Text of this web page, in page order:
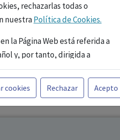
rechazarlas todas o
nuestraPolítica de Cookies.
la Página Web está referida a
y, por tanto, dirigida a
facultados para
con ejercicio
de los fármacos se facilita
siendo responsabilidad de
cookies Rechazar Acepto